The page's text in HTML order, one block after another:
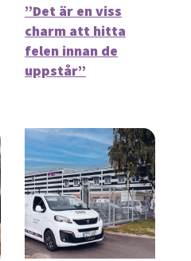
”Det är en viss
charm att hitta
felen innan de
uppstår”